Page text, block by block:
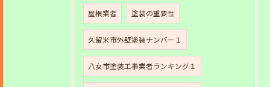
屋根業者 塗装の重要性
久留米市外壁塗装ナンバー１
八女市塗装工事業者ランキング１